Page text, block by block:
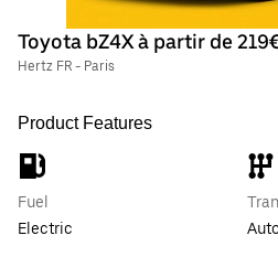
Toyota bZ4X à partir de
Hertz FR - Paris
Product Features
Fuel
Electric